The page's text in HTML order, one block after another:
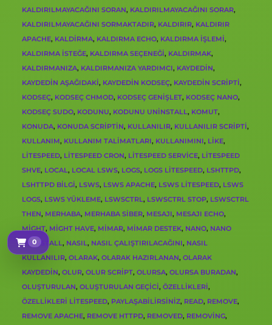
0
Sepetim
KALDIRILMAYACAĞINI SORAN, KALDIRILMAYACAĞINI SORAR,
KALDIRILMAYACAĞINI SORMAKTADIR, KALDIRIR, KALDIRIR
APACHE, KALDIRMA, KALDIRMA ECHO, KALDIRMA IŞLEMI,
KALDIRMA ISTEĞE, KALDIRMA SEÇENEĞI, KALDIRMAK,
KALDIRMANIZA, KALDIRMANIZA YARDIMCI, KAYDEDIN,
KAYDEDIN AŞAĞIDAKI, KAYDEDIN KODSEÇ, KAYDEDIN SCRIPTI,
KODSEÇ, KODSEÇ CHMOD, KODSEÇ GENIŞLET, KODSEÇ NANO,
KODSEÇ SUDO, KODUNU, KODUNU UNINSTALL, KOMUT,
KONUDA, KONUDA SCRIPTIN, KULLANILIR, KULLANILIR SCRIPTI,
KULLANIM, KULLANIM TALIMATLARI, KULLANIMINI, LIKE,
LITESPEED, LITESPEED CRON, LITESPEED SERVICE, LITESPEED
SHVE, LOCAL, LOCAL LSWS, LOGS, LOGS LITESPEED, LSHTTPD,
LSHTTPD BILGI, LSWS, LSWS APACHE, LSWS LITESPEED, LSWS
LOGS, LSWS YÜKLEME, LSWSCTRL, LSWSCTRL STOP, LSWSCTRL
THEN, MERHABA, MERHABA SIBER, MESAJI, MESAJI ECHO,
MIGHT, MIGHT HAVE, MIMAR, MIMAR DESTEK, NANO, NANO
UNINSTALL, NASIL, NASIL ÇALIŞTIRILACAĞINI, NASIL
KULLANILIR, OLARAK, OLARAK HAZIRLANAN, OLARAK
KAYDEDIN, OLUR, OLUR SCRIPT, OLURSA, OLURSA BURADAN,
OLUŞTURULAN, OLUŞTURULAN GEÇICI, ÖZELLIKLERI,
ÖZELLIKLERI LITESPEED, PAYLAŞABILIRSINIZ, READ, REMOVE,
REMOVE APACHE, REMOVE HTTPD, REMOVED, REMOVING,